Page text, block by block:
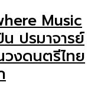
Music
ปรมาจารย์
งดนตรีไทย